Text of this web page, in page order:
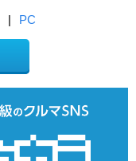
| PC